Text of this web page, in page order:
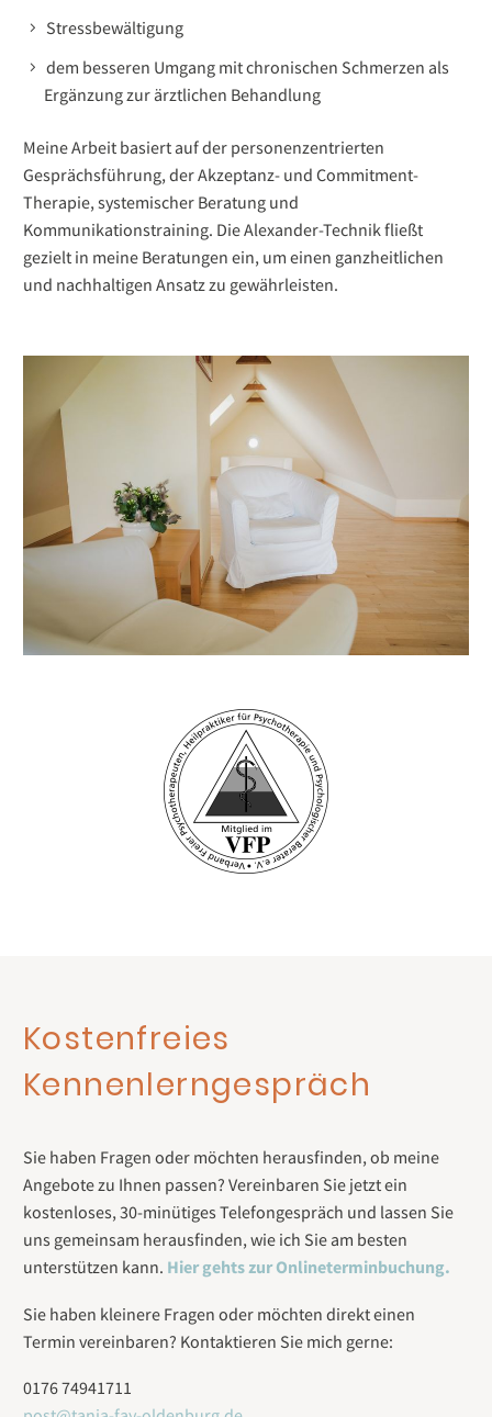
Stressbewältigung
dem besseren Umgang mit chronischen Schmerzen als
Ergänzung zur ärztlichen Behandlung
Meine Arbeit basiert auf der personenzentrierten
Gesprächsführung, der Akzeptanz- und Commitment-
Therapie, systemischer Beratung und
Kommunikationstraining. Die Alexander-Technik fließt
gezielt in meine Beratungen ein, um einen ganzheitlichen
und nachhaltigen Ansatz zu gewährleisten.
Kostenfreies
Kennenlerngespräch
Sie haben Fragen oder möchten herausfinden, ob meine
Angebote zu Ihnen passen? Vereinbaren Sie jetzt ein
kostenloses, 30-minütiges Telefongespräch und lassen Sie
uns gemeinsam herausfinden, wie ich Sie am besten
unterstützen kann. Hier gehts zur Onlineterminbuchung.
Sie haben kleinere Fragen oder möchten direkt einen
Termin vereinbaren? Kontaktieren Sie mich gerne:
0176 74941711